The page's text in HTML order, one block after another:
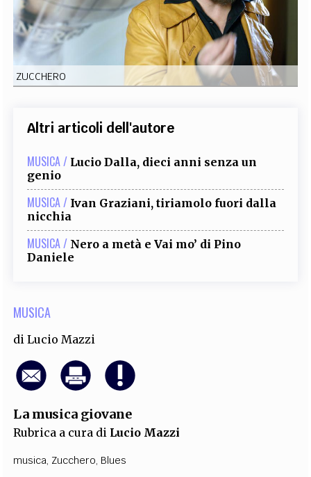
EXTRA
CODICI RUBRICHE LIBRI PROCEEDINGS PUBBLICITÀ CONTATTI
SOCIAL MEDIA
ZUCCHERO
Altri articoli dell'autore
MUSICA / Lucio Dalla, dieci anni senza un
genio
MUSICA / Ivan Graziani, tiriamolo fuori dalla
nicchia
MUSICA / Nero a metà e Vai mo’ di Pino
Daniele
MUSICA
diLucio Mazzi
La musica giovane
Rubrica a cura di Lucio Mazzi
musica, Zucchero, Blues